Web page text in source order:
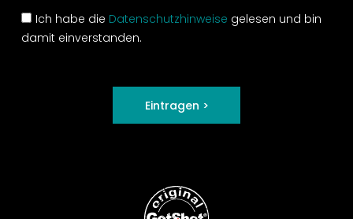
Ich habe die Datenschutzhinweise gelesen und bin
damit einverstanden.
Eintragen >